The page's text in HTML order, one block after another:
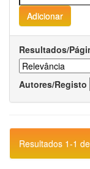
Resultados/
Autores/Registo
Resultados 1-1